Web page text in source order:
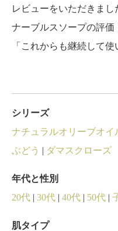
レビューをいただきまし
ナーブルスソープの評価
「これからも継続して
シリーズ
ナチュラルオリーブオイ
ぶどう | ダマスクローズ
年代と性別
20代 | 30代 | 40代 | 50代 |
肌タイプ